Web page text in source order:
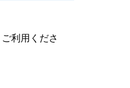
利用くださ